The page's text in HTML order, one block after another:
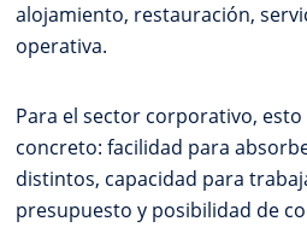
alojamiento, restauración,
operativa.
Para el sector corporativo,
concreto: facilidad para
distintos, capacidad para
presupuesto y posibilidad de